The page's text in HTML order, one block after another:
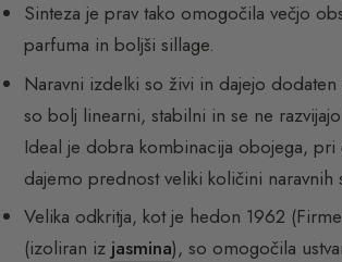
Sinteza je prav tako omogočila večjo
parfuma in boljši sillage.
Naravni izdelki so živi in dajejo
so bolj linearni, stabilni in se ne
Ideal je dobra kombinacija obojega, pri
dajemo prednost veliki količini naravnih
Velika odkritja, kot je hedon 1962
(izoliran iz jasmina), so omogočila